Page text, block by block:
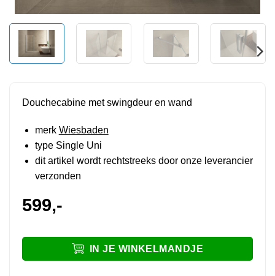
Douchecabine met swingdeur en wand
merk Wiesbaden
type Single Uni
dit artikel wordt rechtstreeks door onze leverancier
verzonden
599,-
IN JE WINKELMANDJE